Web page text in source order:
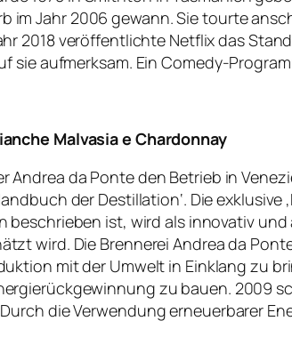
im Jahr 2006 gewann. Sie tourte
2018 veröffentlichte Netflix das
sie aufmerksam. Ein Comedy-
Malvasia e Chardonnay
Andrea da Ponte den Betrieb in
der Destillation‘. Die
beschrieben ist, wird als innovativ
wird. Die Brennerei Andrea da
mit der Umwelt in Einklang zu
zu bauen. 2009
die Verwendung erneuerbarer